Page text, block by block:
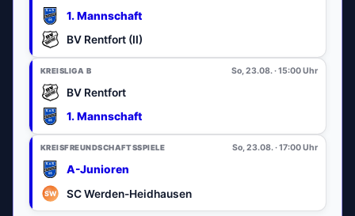
1. Mannschaft
BV Rentfort (II)
KREISLIGA B So, 23.08. · 15:00 Uhr
BV Rentfort
1. Mannschaft
KREISFREUNDSCHAFTSSPIELE So, 23.08. · 17:00 Uhr
A-Junioren
SC Werden-Heidhausen